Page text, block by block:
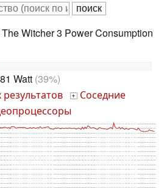
Witcher 3 Power Consumption
Watt (39%)
+ Соседние